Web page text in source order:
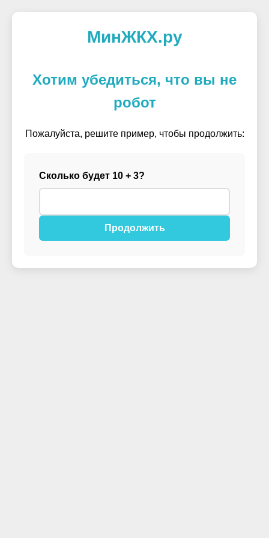
МинЖКХ.ру
Хотим убедиться, что вы не
робот
Пожалуйста, решите пример, чтобы продолжить:
Сколько будет 10 + 3?
Продолжить